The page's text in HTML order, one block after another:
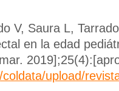
V, Saura L,
en la edad
upload/